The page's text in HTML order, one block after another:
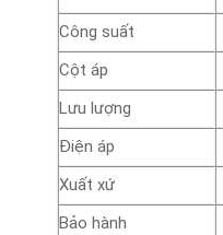
Công suất
Cột áp
Lưu lượng
Điện áp
Xuất xứ
Bảo hành